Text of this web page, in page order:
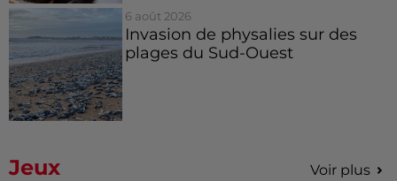
6 août 2026
Invasion de physalies sur des
plages du Sud-Ouest
Jeux Voir plus